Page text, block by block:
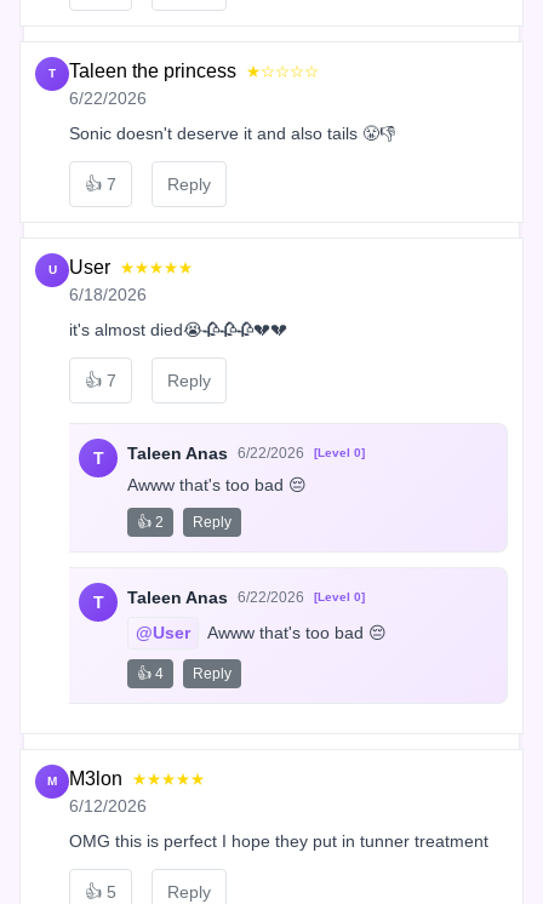
T Taleen the princess ★☆☆☆☆
6/22/2026
Sonic doesn't deserve it and also tails 😤👎
👍 7 Reply
U User ★★★★★
6/18/2026
it's almost died😭🥀🥀🥀💔💔
👍 7 Reply
T Taleen Anas 6/22/2026 [Level 0]
Awww that's too bad 😔
👍 2 Reply
T Taleen Anas 6/22/2026 [Level 0]
@User Awww that's too bad 😔
👍 4 Reply
M M3lon ★★★★★
6/12/2026
OMG this is perfect I hope they put in tunner treatment
👍 5 Reply